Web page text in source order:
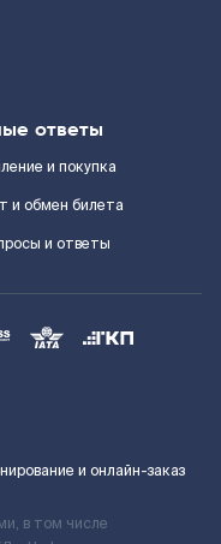
ответы
и покупка
и обмен билета
и ответы
и онлайн-заказ
в том числе